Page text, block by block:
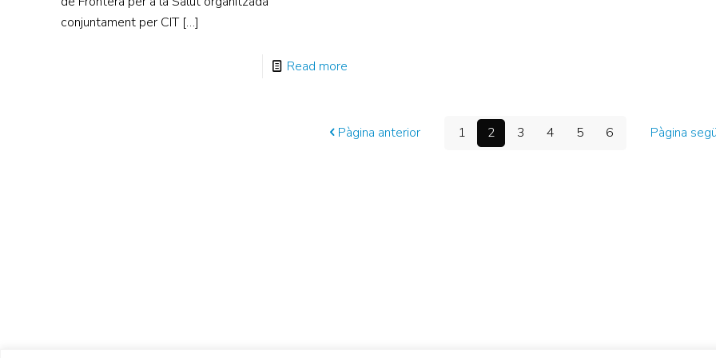
conjuntament per CIT[…]
Read more
Pàgina anterior 1 2 3 4 5 6 Pàgina